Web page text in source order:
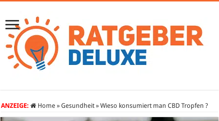
ANZEIGE: Home » Gesundheit » Wieso konsumiert man CBD Tropfen ?